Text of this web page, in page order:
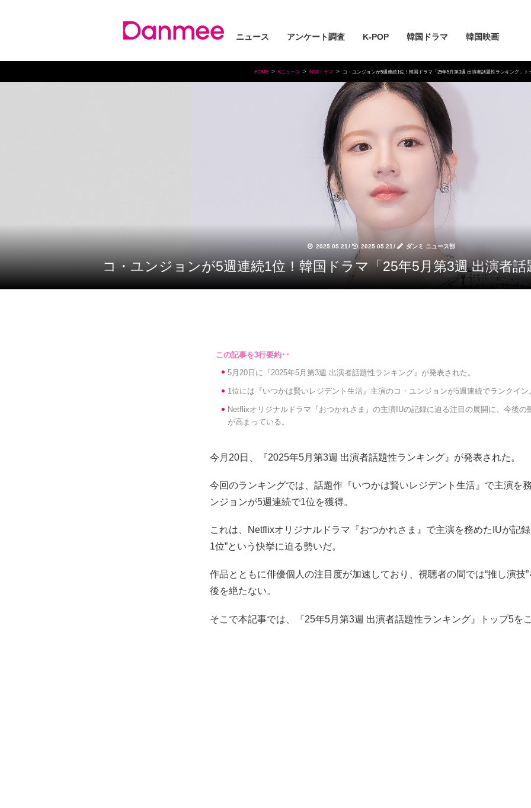
ニュース アンケート調査 K-POP 韓国ドラマ 韓国映画
HOME Kニュース 韓国ドラマ コ・ユンジョンが5週連続1位！韓国ドラマ「25年5月第3週 出演者話題性ランキング」ト
2025.05.21 / 2025.05.21 / ダンミ ニュース部
コ・ユンジョンが5週連続1位！韓国ドラマ「25年5月第3週 出演者
5月20日に『2025年5月第3週 出演者話題性ランキング』が発表された。
1位には『いつかは賢いレジデント生活』主演のコ・ユンジョンが5週連続でランクイン
Netflixオリジナルドラマ『おつかれさま』の主演IUの記録に迫る注目の展開に、今後の
が高まっている。
今月20日、『2025年5月第3週 出演者話題性ランキング』が発表された。
今回のランキングでは、話題作『いつかは賢いレジデント生活』で主演を
ンジョンが5週連続で1位を獲得。
これは、Netflixオリジナルドラマ『おつかれさま』で主演を務めたIUが記
1位”という快挙に迫る勢いだ。
作品とともに俳優個人の注目度が加速しており、視聴者の間では“推し演技
後を絶たない。
そこで本記事では、『25年5月第3週 出演者話題性ランキング』トップ5をご